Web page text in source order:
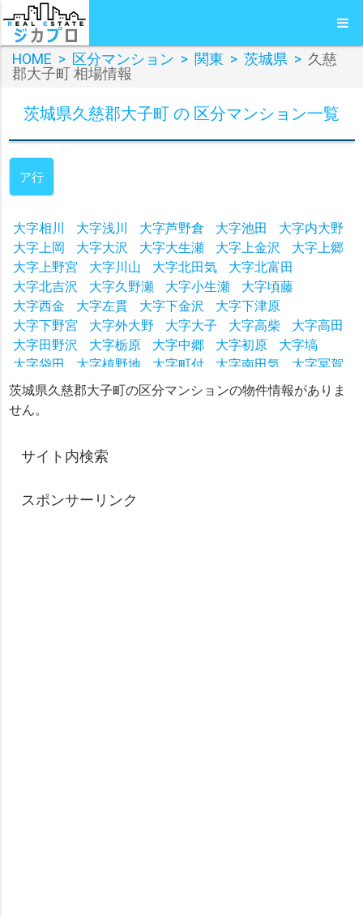
HOME > 区分マンション > 関東 > 茨城県 > 久慈
郡大子町 相場情報
茨城県久慈郡大子町 の 区分マンション一覧
ア行
大字相川 大字浅川 大字芦野倉 大字池田
大字内大野
大字上岡
大字大沢 大字大生瀬 大字上金沢
大字上郷
大字上野宮
大字川山 大字北田気
大字北富田
大字北吉沢
大字久野瀬 大字小生瀬
大字頃藤
大字西金
大字左貫 大字下金沢
大字下津原
大字下野宮
大字外大野 大字大子 大字高柴
大字高田
大字田野沢
大字栃原 大字中郷 大字初原
大字塙
大字袋田
大字槙野地 大字町付 大字南田気
大字冥賀
大字盛金
大字矢田 大字山田
茨城県久慈郡大子町の区分マンションの物件情報がありま
せん。
サイト内検索
スポンサーリンク